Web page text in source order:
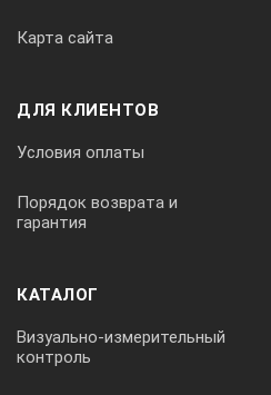
Карта сайта
ДЛЯ КЛИЕНТОВ
Условия оплаты
Порядок возврата и
гарантия
КАТАЛОГ
Визуально-измерительный
контроль